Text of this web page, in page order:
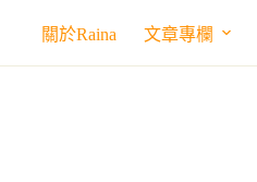
關於Raina 文章專欄